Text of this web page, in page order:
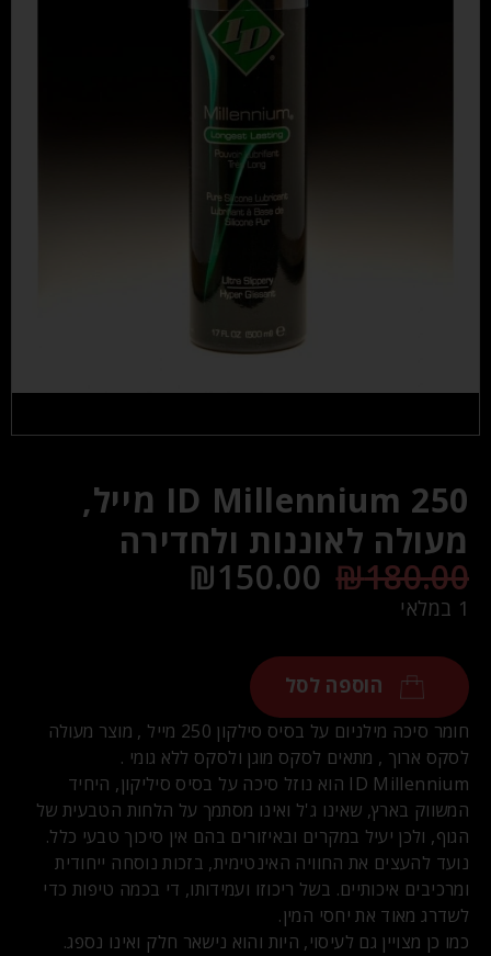
ID Millennium 250 מייל,
מעולה לאוננות ולחדירה
₪180.00
₪150.00
1 במלאי
הוספה לסל
חומר סיכה מילניום על בסיס סילקון 250 מייל , מוצר מעולה
לסקס ארוך , מתאים לסקס מוגן ולסקס ללא גומי .
ID Millennium הוא נוזל סיכה על בסיס סיליקון, היחיד
המשווק בארץ, שאינו ג'ל ואינו מסתמך על הלחות הטבעית של
הגוף, ולכן יעיל במקרים ובאיזורים בהם אין סיכוך טבעי כלל.
נועד להעצים את החוויה האינטימית, בזכות נוסחה ייחודית
ומרכיבים איכותיים. בשל ריכוזו ועמידותו, די בכמה טיפות כדי
לשדרג מאוד את יחסי המין.
כמו כן מצויין גם לעיסוי, היות והוא נישאר חלק ואינו נספג.